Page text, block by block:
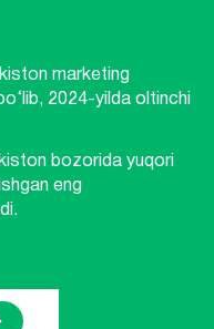
marketing
2024-yilda oltinchi
bozorida yuqori
eng